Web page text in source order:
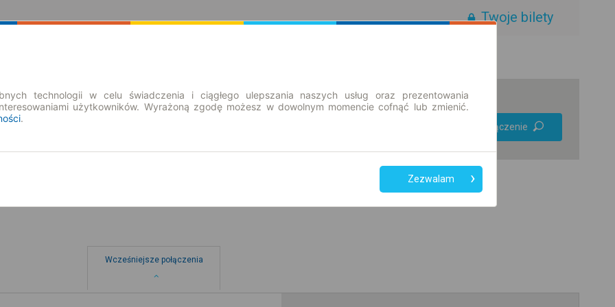
Twoje bilety
Znajdź połączenie
Wcześniejsze połączenia
technologii w celu świadczenia i ciągłego ulepszania naszych usług oraz prezentowania
użytkowników. Wyrażoną zgodę możesz w dowolnym momencie cofnąć lub zmienić.
.
Zezwalam